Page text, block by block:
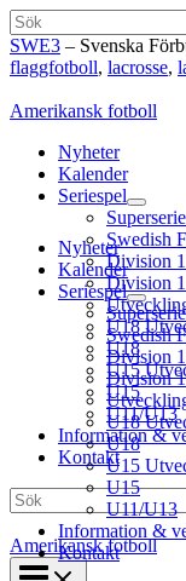
Hoppa
till
innehåll
Sök
SWE3 – Svenska
flaggfotboll, lacrosse,
Amerikansk fotboll
Nyheter
Kalender
Seriespel
Swedish
Division
Division
U18
U18
U15
U15
U11/U13
Information &
Kontakt
Sök
Amerikansk fotboll
Nyheter
Kalender
Seriespel
Swedish
Division
Division
U18
U18
U15
U15
U11/U13
Information &
Kontakt